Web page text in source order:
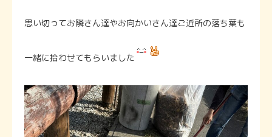
思い切ってお隣さん達やお向かいさん達ご近所の落ち葉も
一緒に拾わせてもらいました